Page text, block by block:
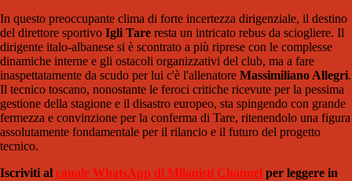
In questo preoccupante clima di forte incertezza dirigenziale, il destino
del direttore sportivo Igli Tare resta un intricato rebus da sciogliere. Il
dirigente italo-albanese si è scontrato a più riprese con le complesse
dinamiche interne e gli ostacoli organizzativi del club, ma a fare
inaspettatamente da scudo per lui c'è l'allenatore Massimiliano Allegri.
Il tecnico toscano, nonostante le feroci critiche ricevute per la pessima
gestione della stagione e il disastro europeo, sta spingendo con grande
fermezza e convinzione per la conferma di Tare, ritenendolo una figura
assolutamente fondamentale per il rilancio e il futuro del progetto
tecnico.
Iscriviti al canale WhatsApp di Milanisti Channel per leggere in